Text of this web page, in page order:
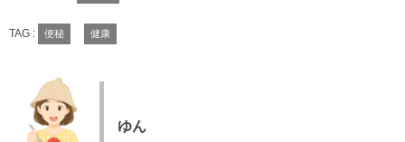
TAG : 便秘 健康
ゆん